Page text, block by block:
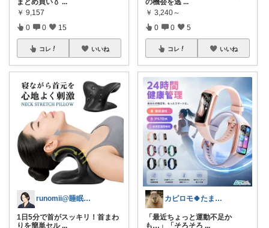
￥ 9,157
0 0 15
コレ いいね
runomii@睡眠ラボ
1日5分で首がスッキリ！首まわ
りを簡単セル ...
￥ 3,240～
0 0 5
コレ いいね
カピロモ🍀たまにくすっと笑えるーむ🐾
​「最近ちょっと運動不足か
も…」「そろそろ ...